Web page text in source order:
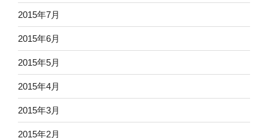
2015年7月
2015年6月
2015年5月
2015年4月
2015年3月
2015年2月